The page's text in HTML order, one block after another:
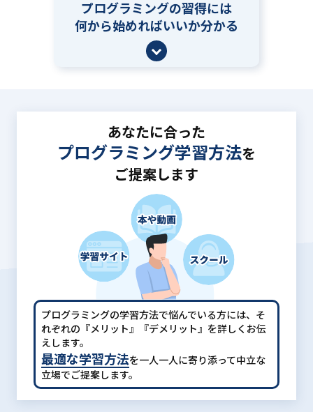
プログラミングの習得には
何から始めればいいか分かる
あなたに合った
プログラミング学習方法を
ご提案します
プログラミングの学習方法で悩んでいる方には、 そ
れぞれの『メリット』『デメリット』を詳しくお伝
えします。
最適な学習方法を一人一人に寄り添って中立な
立場でご提案します。